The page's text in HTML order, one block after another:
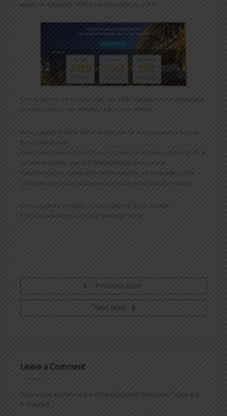
salida de S/4HANA 1809 en septiembre de 2018.
Como vemos, en un solo año, casi 1500 nuevas funcionalidades e
innovaciones se han añadido a la nueva release.
Pero ¿Qué pretende SAP con esta ola de innovaciones y nuevas
funcionalidades?
Pues básicamente demostrar a los nuevos clientes y sobre todo a
su base instalada que SAP S/4HANA está listo para la
transformación digital que deben adoptar las empresas y que
S/4HANA puede ser la piedra centra de dicha transformación.
En la siguiente entrada veremos alguna de las nuevas
funcionalidades que ofrece S/4HANA 1809.
Previous post
Next post
Leave a Comment
Your email address will not be published. Required fields are
marked
*